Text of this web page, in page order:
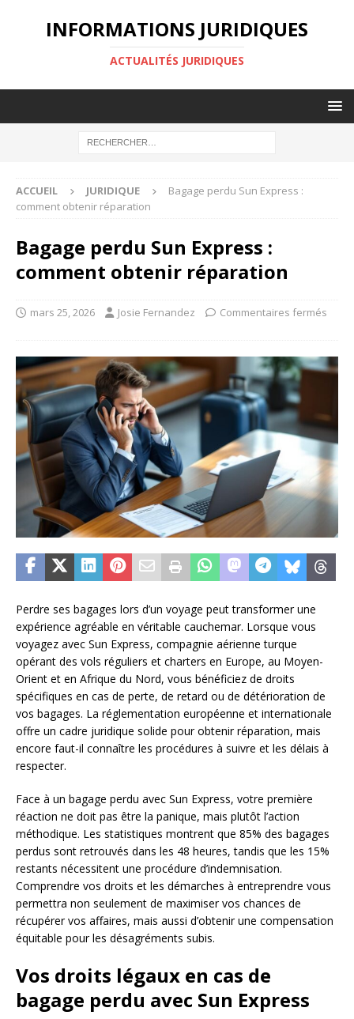
INFORMATIONS JURIDIQUES
ACTUALITÉS JURIDIQUES
ACCUEIL JURIDIQUE
Bagage perdu Sun Express :
comment obtenir réparation
Bagage perdu Sun Express :
comment obtenir réparation
mars 25, 2026 Josie Fernandez Commentaires fermés
Perdre ses bagages lors d’un voyage peut transformer une
expérience agréable en véritable cauchemar. Lorsque vous
voyagez avec Sun Express, compagnie aérienne turque
opérant des vols réguliers et charters en Europe, au Moyen-
Orient et en Afrique du Nord, vous bénéficiez de droits
spécifiques en cas de perte, de retard ou de détérioration de
vos bagages. La réglementation européenne et internationale
offre un cadre juridique solide pour obtenir réparation, mais
encore faut-il connaître les procédures à suivre et les délais à
respecter.
Face à un bagage perdu avec Sun Express, votre première
réaction ne doit pas être la panique, mais plutôt l’action
méthodique. Les statistiques montrent que 85% des bagages
perdus sont retrouvés dans les 48 heures, tandis que les 15%
restants nécessitent une procédure d’indemnisation.
Comprendre vos droits et les démarches à entreprendre vous
permettra non seulement de maximiser vos chances de
récupérer vos affaires, mais aussi d’obtenir une compensation
équitable pour les désagréments subis.
Vos droits légaux en cas de
bagage perdu avec Sun Express